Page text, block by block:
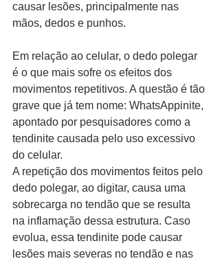
causar lesões, principalmente nas
mãos, dedos e punhos.
Em relação ao celular, o dedo polegar
é o que mais sofre os efeitos dos
movimentos repetitivos. A questão é tão
grave que já tem nome: WhatsAppinite,
apontado por pesquisadores como a
tendinite causada pelo uso excessivo
do celular.
A repetição dos movimentos feitos pelo
dedo polegar, ao digitar, causa uma
sobrecarga no tendão que se resulta
na inflamação dessa estrutura. Caso
evolua, essa tendinite pode causar
lesões mais severas no tendão e nas